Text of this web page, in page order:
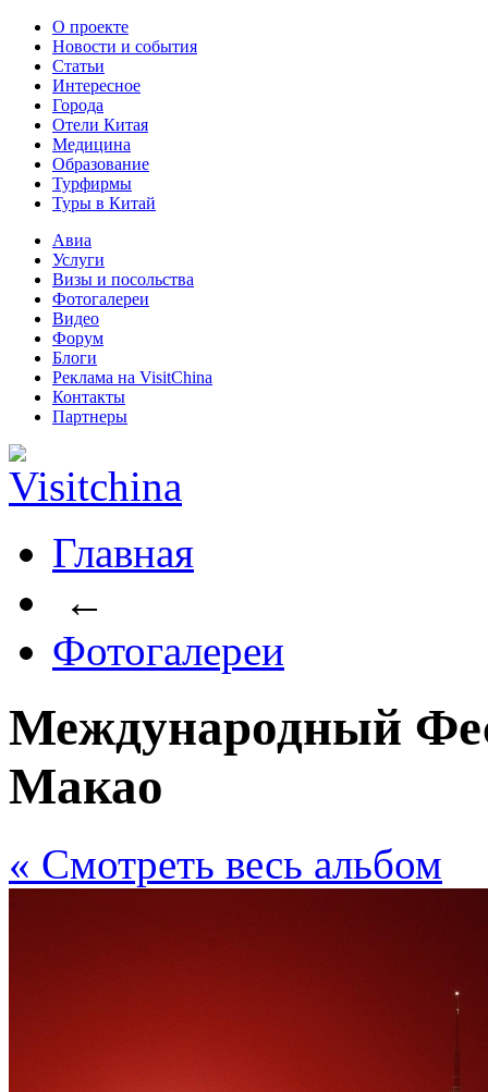
О проекте
Новости и события
Статьи
Интересное
Города
Отели Китая
Медицина
Образование
Турфирмы
Туры в Китай
Авиа
Услуги
Визы и посольства
Фотогалереи
Видео
Форум
Блоги
Реклама на VisitChina
Контакты
Партнеры
Главная
←
Фотогалереи
Международный
Макао
« Cмотреть весь альбом